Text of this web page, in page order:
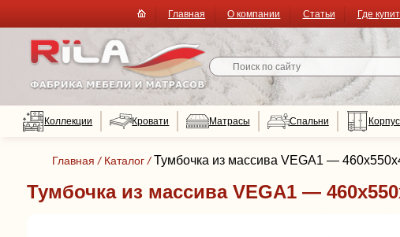
Главная О компании Статьи Где
Коллекции Кровати Матрасы Спальни
Главная / Каталог / Тумбочка из массива VEGA1 —
Тумбочка из массива VEGA1 —